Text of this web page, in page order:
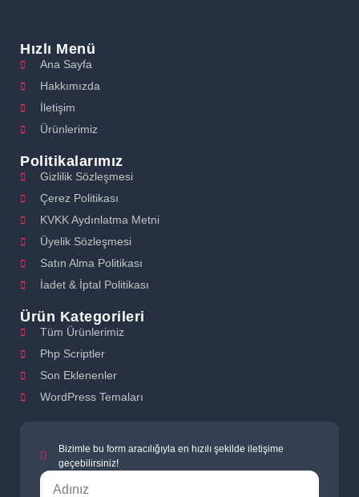
Hızlı Menü
Ana Sayfa
Hakkımızda
İletişim
Ürünlerimiz
Politikalarımız
Gizlilik Sözleşmesi
Çerez Politikası
KVKK Aydınlatma Metni
Üyelik Sözleşmesi
Satın Alma Politikası
İadet & İptal Politikası
Ürün Kategorileri
Tüm Ürünlerimiz
Php Scriptler
Son Eklenenler
WordPress Temaları
Bizimle bu form aracılığıyla en hızılı şekilde iletişime
geçebilirsiniz!